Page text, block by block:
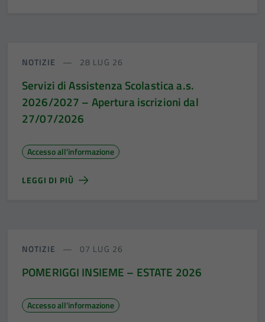
NOTIZIE 28 LUG 26
Servizi di Assistenza Scolastica a.s.
2026/2027 – Apertura iscrizioni dal
27/07/2026
Accesso all'informazione
LEGGI DI PIÙ
NOTIZIE 07 LUG 26
POMERIGGI INSIEME – ESTATE 2026
Accesso all'informazione